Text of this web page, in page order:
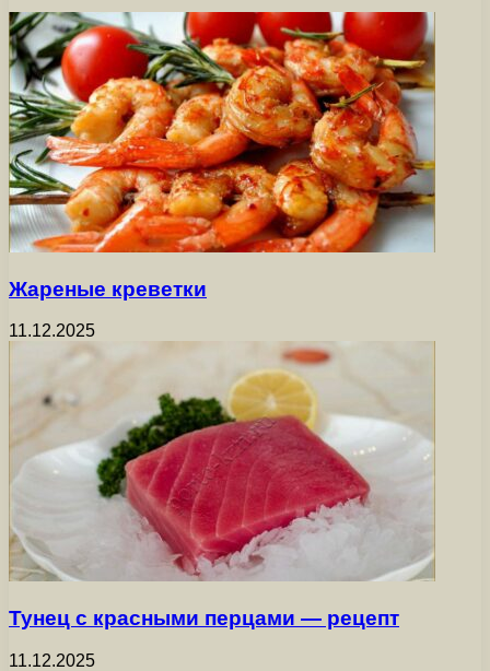
Жареные креветки
11.12.2025
Тунец с красными перцами — рецепт
11.12.2025